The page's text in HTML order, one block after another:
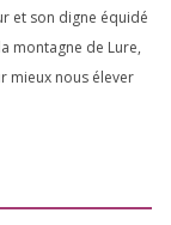
et son digne équi­dé
mon­tagne de Lure,
mieux nous éle­ver